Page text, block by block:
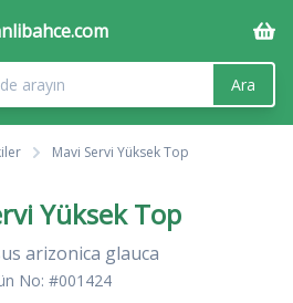
Ara
Mavi Servi Yüksek Top
Yüksek Top
arizonica glauca
No: #001424